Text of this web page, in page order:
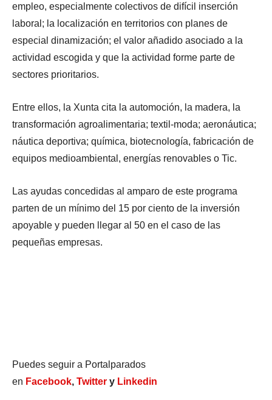
empleo, especialmente colectivos de difícil inserción
laboral; la localización en territorios con planes de
especial dinamización; el valor añadido asociado a la
actividad escogida y que la actividad forme parte de
sectores prioritarios.
Entre ellos, la Xunta cita la automoción, la madera, la
transformación agroalimentaria; textil-moda; aeronáutica;
náutica deportiva; química, biotecnología, fabricación de
equipos medioambiental, energías renovables o Tic.
Las ayudas concedidas al amparo de este programa
parten de un mínimo del 15 por ciento de la inversión
apoyable y pueden llegar al 50 en el caso de las
pequeñas empresas.
Puedes seguir a Portalparados
en Facebook, Twitter y Linkedin